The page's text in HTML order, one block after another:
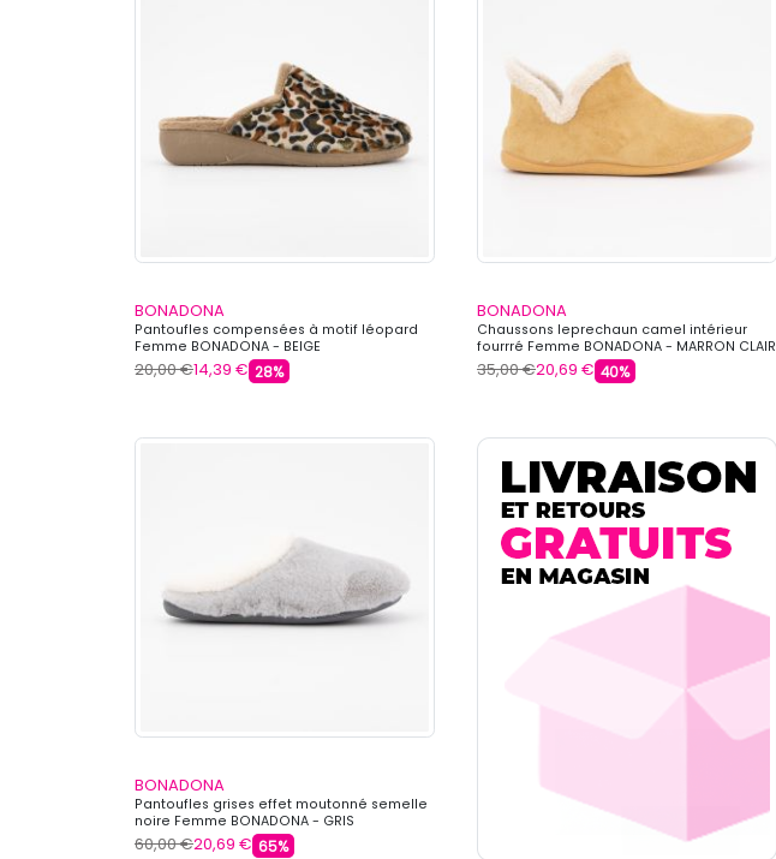
BONADONA
Pantoufles compensées à motif léopard
Femme BONADONA - BEIGE
20,00 €14,39 € 28%
BONADONA
Chaussons leprechaun camel intérieur
fourrré Femme BONADONA - MARRON CLAIR
35,00 €20,69 € 40%
BONADONA
Pantoufles grises effet moutonné semelle
noire Femme BONADONA - GRIS
60,00 €20,69 € 65%